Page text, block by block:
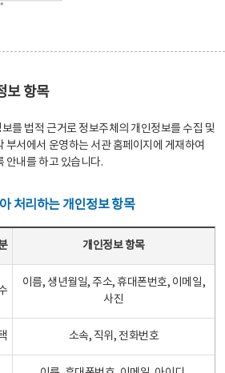
보 항목
를 법적 근거로 정보주체의 개인정보를 수집 및
부서에서 운영하는 서관 홈페이지에 게재하여
안내를 하고 있습니다.
처리하는 개인정보 항목
개인정보 항목
이름, 생년월일, 주소, 휴대폰번호, 이메일,
사진
소속, 직위, 전화번호